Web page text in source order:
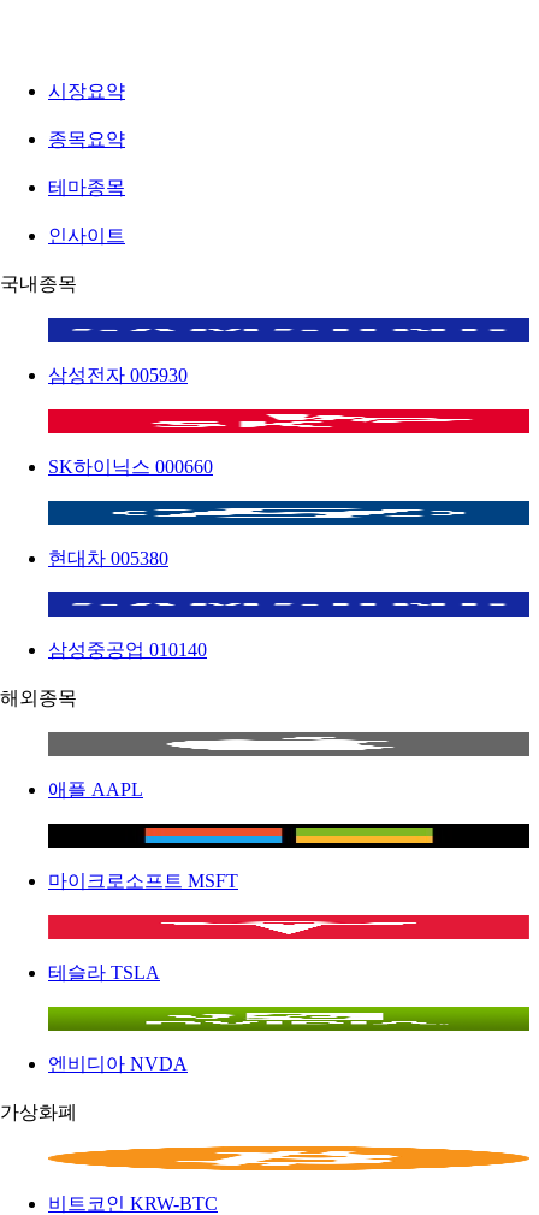
시장요약
종목요약
테마종목
인사이트
국내종목
삼성전자 005930
SK하이닉스 000660
현대차 005380
삼성중공업 010140
해외종목
애플 AAPL
마이크로소프트 MSFT
테슬라 TSLA
엔비디아 NVDA
가상화폐
비트코인 KRW-BTC